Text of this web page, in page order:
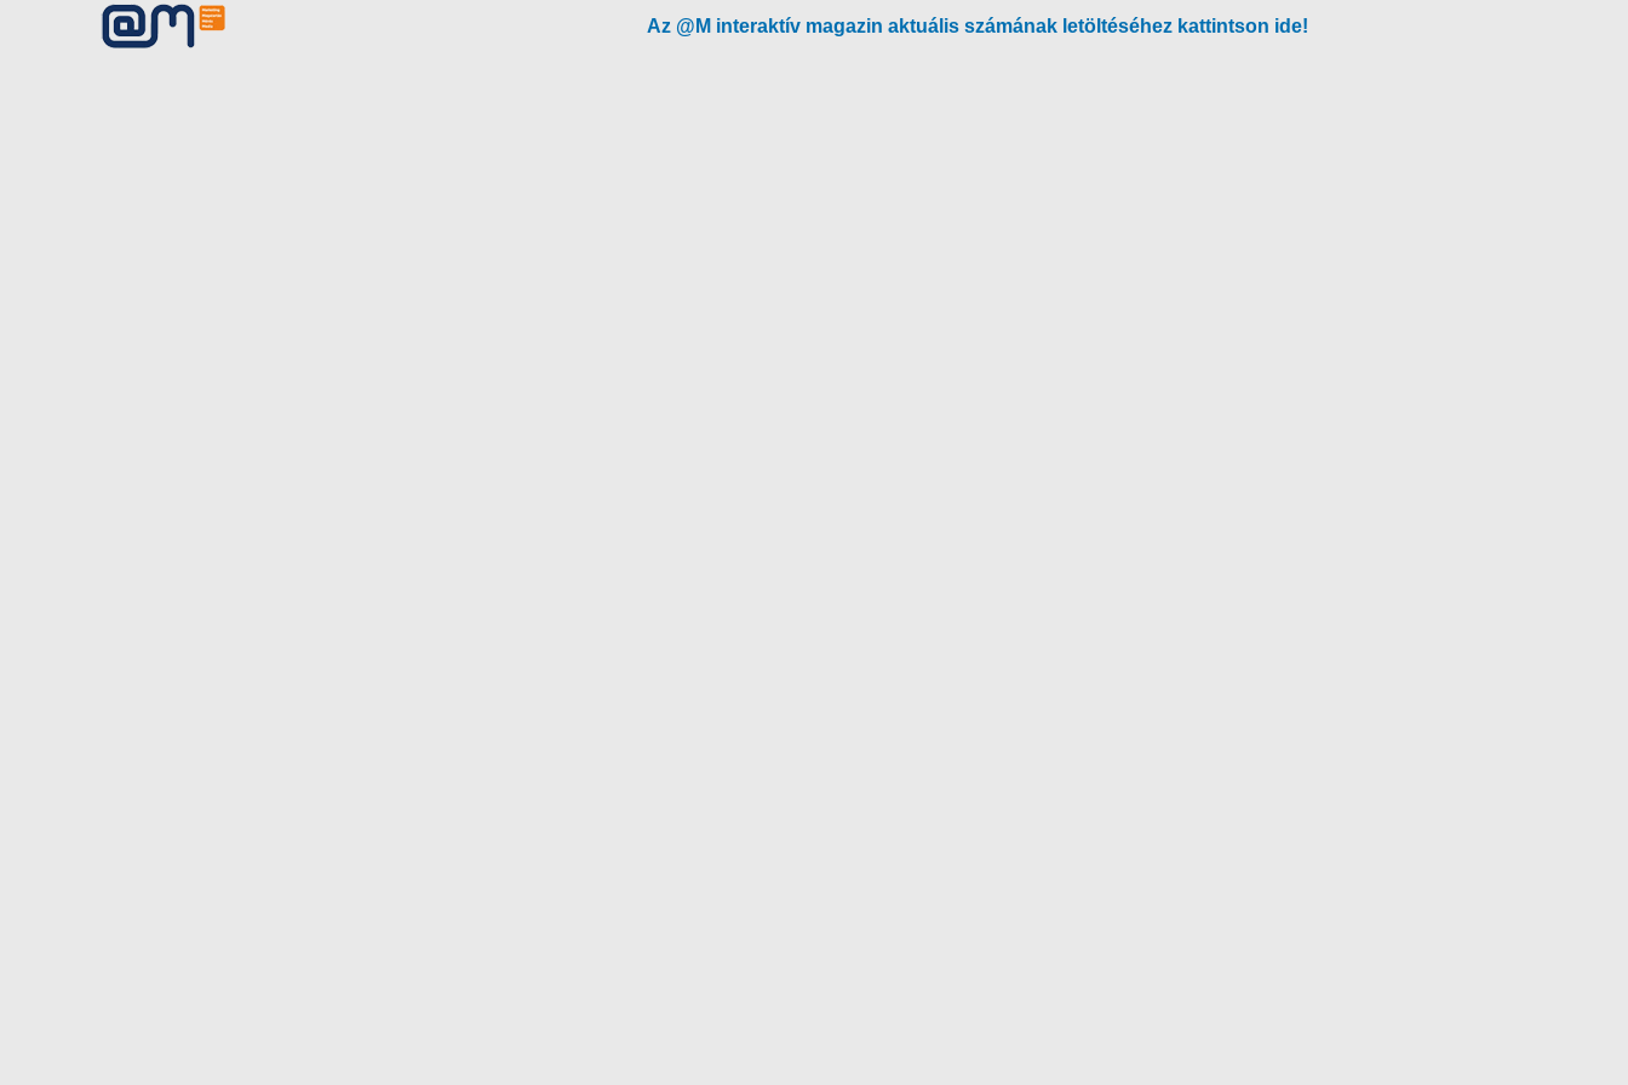
Az @M interaktív magazin aktuális számának letöltéséhez kattintson ide!